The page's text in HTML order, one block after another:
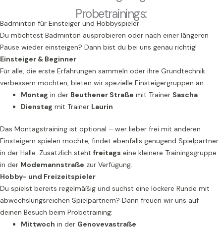
Probetrainings:
Badminton für Einsteiger und Hobbyspieler
Du möchtest Badminton ausprobieren oder nach einer längeren
Pause wieder einsteigen? Dann bist du bei uns genau richtig!
Einsteiger & Beginner
Für alle, die erste Erfahrungen sammeln oder ihre Grundtechnik
verbessern möchten, bieten wir spezielle Einsteigergruppen an:
Montag in der Beuthener Straße mit Trainer Sascha
Dienstag mit Trainer Laurin
Das Montagstraining ist optional – wer lieber frei mit anderen
Einsteigern spielen möchte, findet ebenfalls genügend Spielpartner
in der Halle. Zusätzlich steht freitags eine kleinere Trainingsgruppe
in der Modemannstraße zur Verfügung.
Hobby- und Freizeitspieler
Du spielst bereits regelmäßig und suchst eine lockere Runde mit
abwechslungsreichen Spielpartnern? Dann freuen wir uns auf
deinen Besuch beim Probetraining:
Mittwoch in der Genovevastraße